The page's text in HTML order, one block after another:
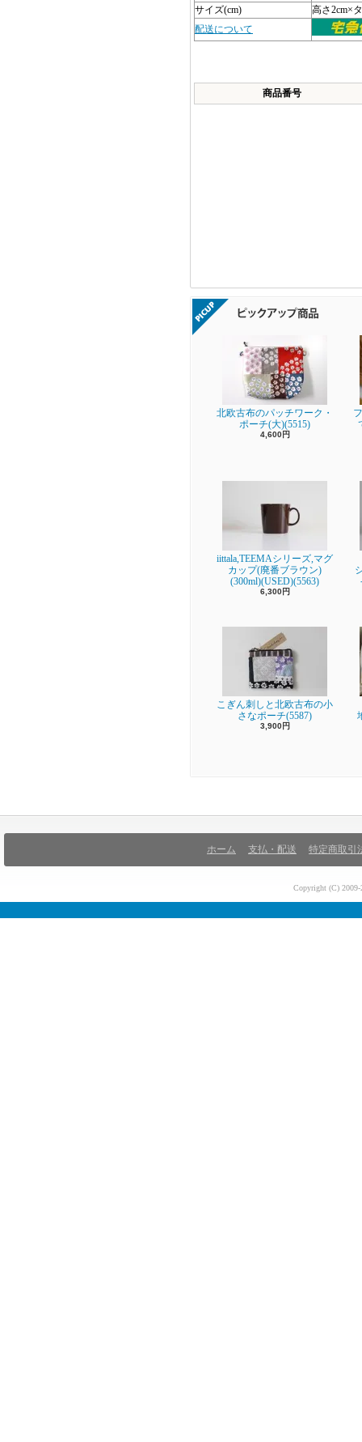
サイズ(cm)
高さ2cm×
配送について
商品番号
北欧古布のパッチワーク・
ポーチ(大)(5515)
4,600円
iittala,TEEMAシリーズ,マグ
カップ(廃番ブラウン)
(300ml)(USED)(5563)
6,300円
こぎん刺しと北欧古布の小
さなポーチ(5587)
3,900円
ホーム 支払・配送 特定商取引
Copyright (C)